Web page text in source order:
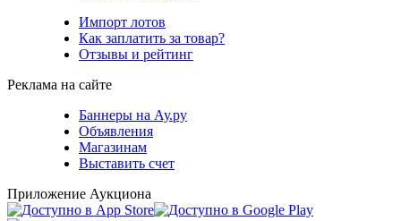
Импорт лотов
Как заплатить за товар?
Отзывы и рейтинг
Реклама на сайте
Баннеры на Ау.ру
Объявления
Магазинам
Выставить счет
Приложение Аукциона